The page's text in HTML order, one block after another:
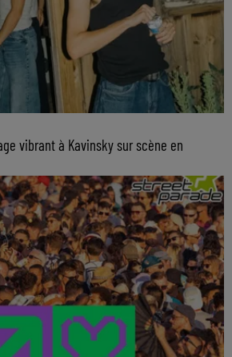
vibrant à Kavinsky sur scène en